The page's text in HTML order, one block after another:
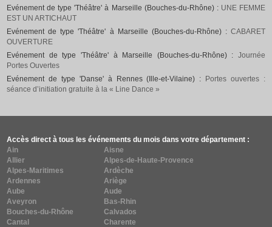
Evénement de type 'Théâtre' à Marseille (Bouches-du-Rhône) : UNE FEMME
EST UN ARTICHAUT
Evénement de type 'Théâtre' à Marseille (Bouches-du-Rhône) : CABARET
OUVERTURE
Evénement de type 'Théâtre' à Marseille (Bouches-du-Rhône) : Journée
Portes Ouvertes
Evénement de type 'Danse' à Rennes (Ille-et-Vilaine) :
Portes ouvertes :
séance d’initiation gratuite à la « Line Dance »
Accès direct à tous les événements du mois dans votre département :
Ain
Aisne
Allier
Alpes-de-Haute-Provence
Alpes-Maritimes
Ardèche
Ardennes
Ariège
Aube
Aude
Aveyron
Bas-Rhin
Bouches-du-Rhône
Calvados
Cantal
Charente